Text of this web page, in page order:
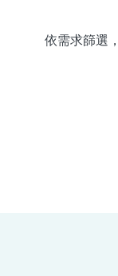
依需求篩選